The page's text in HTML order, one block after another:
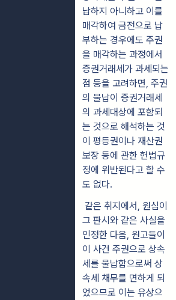
납하지 아니하고 이를
매각하여 금전으로 납
부하는 경우에도 주권
을 매각하는 과정에서
증권거래세가 과세되는
점 등을 고려하면, 주권
의 물납이 증권거래세
의 과세대상에 포함되
는 것으로 해석하는 것
이 평등권이나 재산권
보장 등에 관한 헌법규
정에 위반된다고 할 수
도 없다.
같은 취지에서, 원심이
그 판시와 같은 사실을
인정한 다음, 원고들이
이 사건 주권으로 상속
세를 물납함으로써 상
속세 채무를 면하게 되
었으므로 이는 유상으